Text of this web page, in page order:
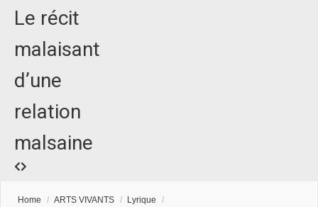
Le récit
malaisant
d’une
relation
malsaine
Home / ARTS VIVANTS / Lyrique
/